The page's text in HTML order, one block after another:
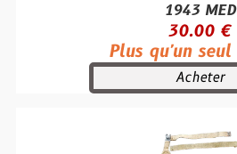
1943 MED
30.00 €
Plus qu'un
Acheter